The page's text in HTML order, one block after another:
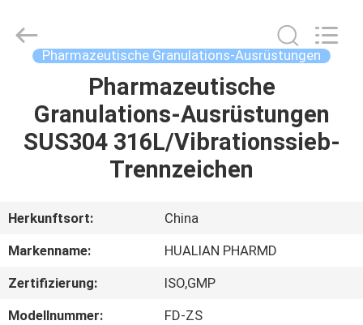
PRODUKTE
UNS
AUSFLUG
Machinery
Co.,Ltd..
Pharmazeutische Granulations-Ausrüstungen
Pharmazeutische
Granulations-Ausrüstungen
SUS304 316L/Vibrationssieb-
Trennzeichen
Herkunftsort:
China
Markenname:
HUALIAN PHARMD
Zertifizierung:
ISO,GMP
Modellnummer:
FD-ZS